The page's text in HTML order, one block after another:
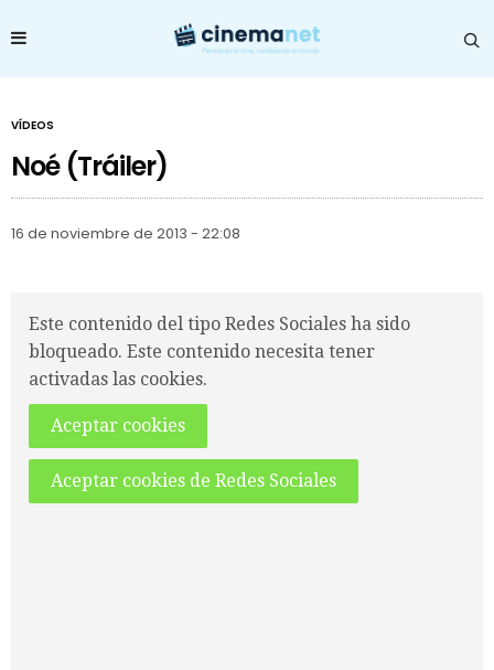
VÍDEOS
Noé (Tráiler)
16 de noviembre de 2013 - 22:08
Este contenido del tipo Redes Sociales ha sido
bloqueado. Este contenido necesita tener
activadas las cookies.
Aceptar cookies
Aceptar cookies de Redes Sociales